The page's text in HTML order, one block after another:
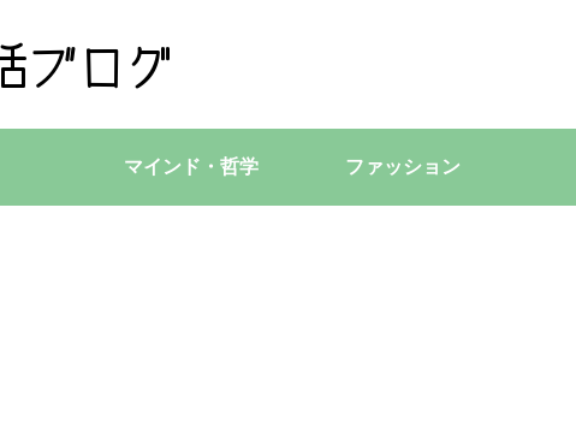
マインド・哲学 ファッション